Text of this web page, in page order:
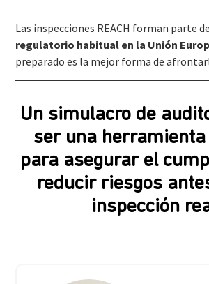
Las inspecciones REACH forman parte
regulatorio habitual en la Unión
preparado es la mejor forma de
Un simulacro de
ser una
para asegurar el
reducir riesgos
inspección